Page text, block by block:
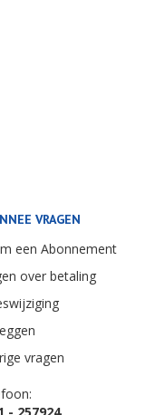
VRAGEN
een Abonnement
over betaling
vragen